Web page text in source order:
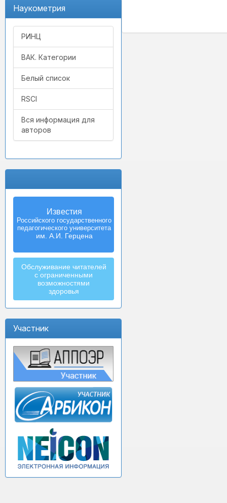
Наукометрия
РИНЦ
ВАК. Категории
Белый список
RSCI
Вся информация для
авторов
Известия
Российского государственного
педагогического университета
им. А.И. Герцена
Izvestia:
Herzen University
Journal of
Humanities & Sciences
Обслуживание читателей
с ограниченными
возможностями
здоровья
Участник